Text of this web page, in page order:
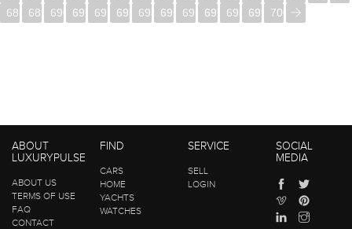
688
689 690 691 692 693 694 695 696 697 698 699 700
ABOUT
LUXURYPULSE
ABOUT US
TERMS OF USE
FAQ
CONTACT
FIND
CARS
HOME
YACHTS
WATCHES
SERVICE
SELL
LOGIN
SOCIAL
MEDIA